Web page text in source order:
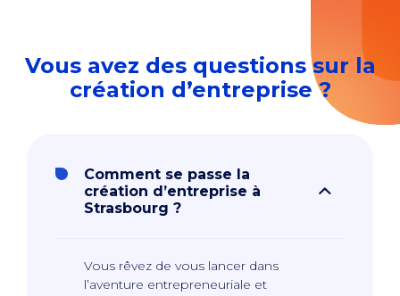
Vous avez des questions sur la
création d’entreprise ?
Comment se passe la
création d’entreprise à
Strasbourg ?
Vous rêvez de vous lancer dans
l’aventure entrepreneuriale et